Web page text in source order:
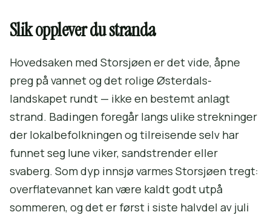
Slik opplever du stranda
Hovedsaken med Storsjøen er det vide, åpne
preg på vannet og det rolige Østerdals-
landskapet rundt — ikke en bestemt anlagt
strand. Badingen foregår langs ulike strekninger
der lokalbefolkningen og tilreisende selv har
funnet seg lune viker, sandstrender eller
svaberg. Som dyp innsjø varmes Storsjøen tregt:
overflatevannet kan være kaldt godt utpå
sommeren, og det er først i siste halvdel av juli